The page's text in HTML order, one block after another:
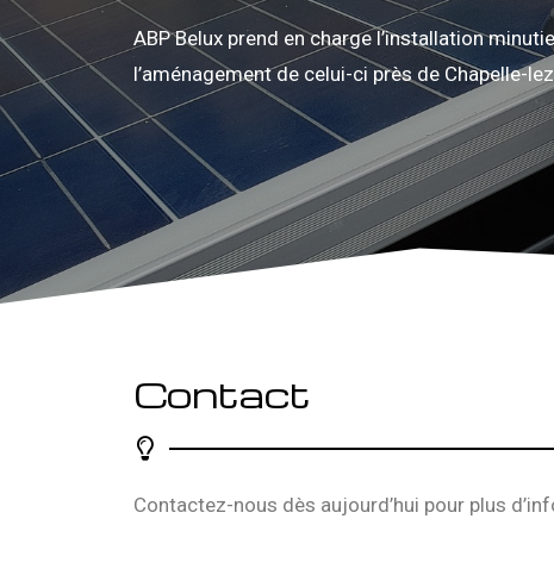
ABP Belux prend en charge l’installation
l’aménagement de celui-ci près de Chapelle-
Contact
Contactez-nous dès aujourd’hui pour plus